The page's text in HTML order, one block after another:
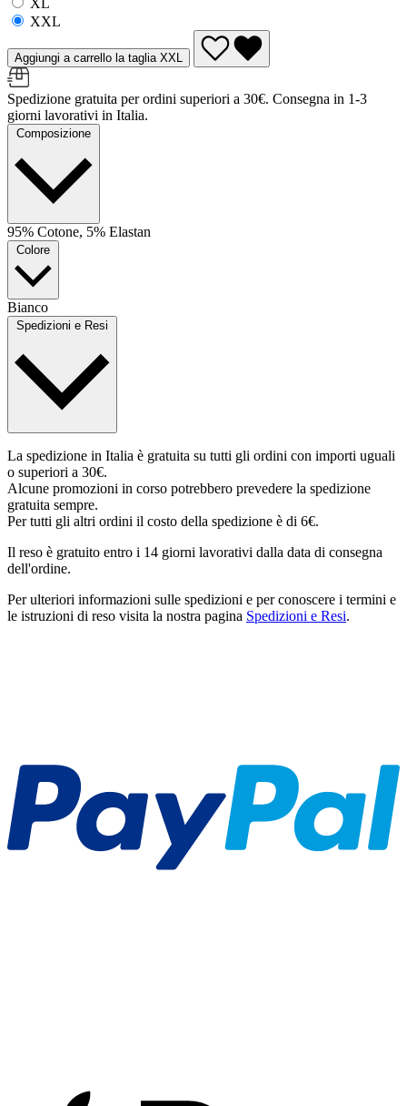
XL
XXL
Aggiungi a carrello la taglia XXL
Spedizione gratuita per ordini superiori a 30€. Consegna in 1-3
giorni lavorativi in Italia.
Composizione
95% Cotone, 5% Elastan
Colore
Bianco
Spedizioni e Resi
La spedizione in Italia è gratuita su tutti gli ordini con importi uguali
o superiori a 30€.
Alcune promozioni in corso potrebbero prevedere la spedizione
gratuita sempre.
Per tutti gli altri ordini il costo della spedizione è di 6€.
Il reso è gratuito entro i 14 giorni lavorativi dalla data di consegna
dell'ordine.
Per ulteriori informazioni sulle spedizioni e per conoscere i termini e
le istruzioni di reso visita la nostra pagina Spedizioni e Resi.